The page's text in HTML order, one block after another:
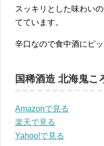
スッキリとした味わい
てています。
辛口なので食中酒にピ
国稀酒造 北海鬼こ
Amazonで見る
楽天で見る
Yahoo!で見る